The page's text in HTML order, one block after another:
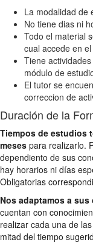
La modalidad de
No tiene dias ni
Todo el material
cual accede en
Tiene
módulo de
El tutor se
correccion de
Duración de la
Tiempos de estudios
meses para realizarlo.
dependiento de sus
hay horarios ni días
Obligatorias
Nos adaptamos a
cuentan con
realizar cada una de
mitad del tiempo